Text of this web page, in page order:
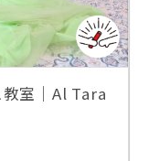
室｜Al Tara